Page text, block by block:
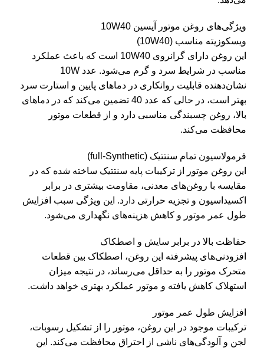
ویژگی‌های روغن موتور آیسین 10W40
ویسکوزیته مناسب (10W40)
این روغن دارای گرانروی 10W40 است که باعث عملکرد
مناسب در شرایط سرد و گرم می‌شود. عدد 10W
نشان‌دهنده قابلیت روانکاری در دماهای پایین و استارت سرد
بهتر است، در حالی که عدد 40 تضمین می‌کند که در دماهای
بالا، روغن چسبندگی مناسبی دارد و از قطعات موتور
محافظت می‌کند.
فرمولاسیون تمام سنتتیک (full-Synthetic)
این روغن موتور از ترکیبات پایه سنتتیک ساخته شده که در
مقایسه با روغن‌های معدنی، مقاومت بیشتری در برابر
اکسیداسیون و تجزیه حرارتی دارد. این ویژگی سبب افزایش
طول عمر موتور و کاهش هزینه‌های نگهداری می‌شود.
حفاظت بالا در برابر سایش و اصطکاک
افزودنی‌های پیشرفته این روغن، اصطکاک بین قطعات
متحرک موتور را به حداقل می‌رساند، در نتیجه میزان
استهلاک کاهش یافته و موتور عملکرد بهتری خواهد داشت.
افزایش طول عمر موتور
ترکیبات موجود در این روغن، موتور را از تشکیل رسوبات،
لجن و آلودگی‌های ناشی از احتراق محافظت می‌کند. این